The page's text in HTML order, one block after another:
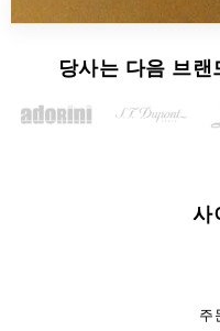
당사는 다음 브
사
주